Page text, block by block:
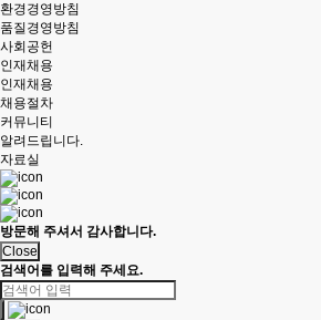
환경경영방침
품질경영방침
사회공헌
인재채용
인재채용
채용절차
커뮤니티
알려드립니다.
자료실
방문해 주셔서 감사합니다.
Close
검색어를 입력해 주세요.